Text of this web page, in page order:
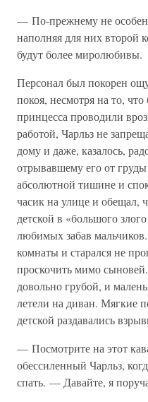
— По-прежнему не
наполняя для них
будут более миролюбивы.
Персонал был покорен
покоя, несмотря на то,
принцесса проводили
работой, Чарльз не
дому и даже, казалось,
отрывавшему его от
абсолютной тишине и
часик на улице и обещал,
детской в «большого
любимых забав
комнаты и старался не
проскочить мимо
довольно грубой, и
летели на диван. Мягкие
детской раздавались
— Посмотрите на этот
обессиленный Чарльз,
спать. — Давайте, я